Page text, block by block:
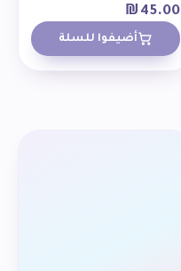
₪ 45.00
أضيفوا للسلة